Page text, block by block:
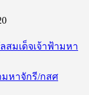
สมเด็จเจ้าฟ้ามหา
มหาจักรี/กสศ